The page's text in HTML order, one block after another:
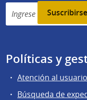
Simplenews
subscription
Políticas y
Atención al usuario
Búsqueda de